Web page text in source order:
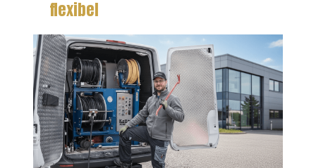
flexibel